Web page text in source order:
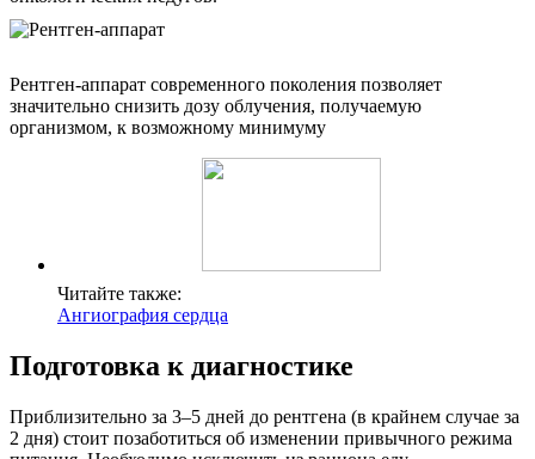
Рентген-аппарат современного поколения позволяет
значительно снизить дозу облучения, получаемую
организмом, к возможному минимуму
Читайте также:
Ангиография сердца
Подготовка к диагностике
Приблизительно за 3–5 дней до рентгена (в крайнем случае за
2 дня) стоит позаботиться об изменении привычного режима